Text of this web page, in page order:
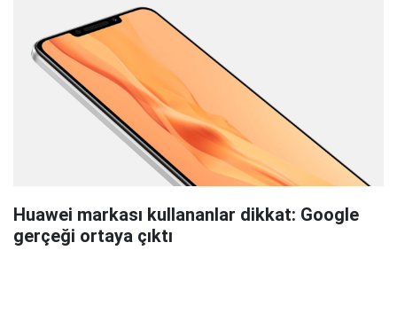
Huawei markası kullananlar dikkat: Google
gerçeği ortaya çıktı